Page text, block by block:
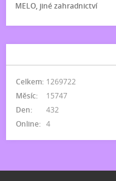
MELO, jiné zahradnictví
Online: 4
Celkem: 1269722
Měsíc:
15747
Den:
432